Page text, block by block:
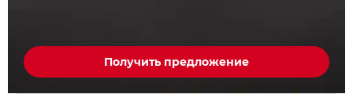
Получить предложение